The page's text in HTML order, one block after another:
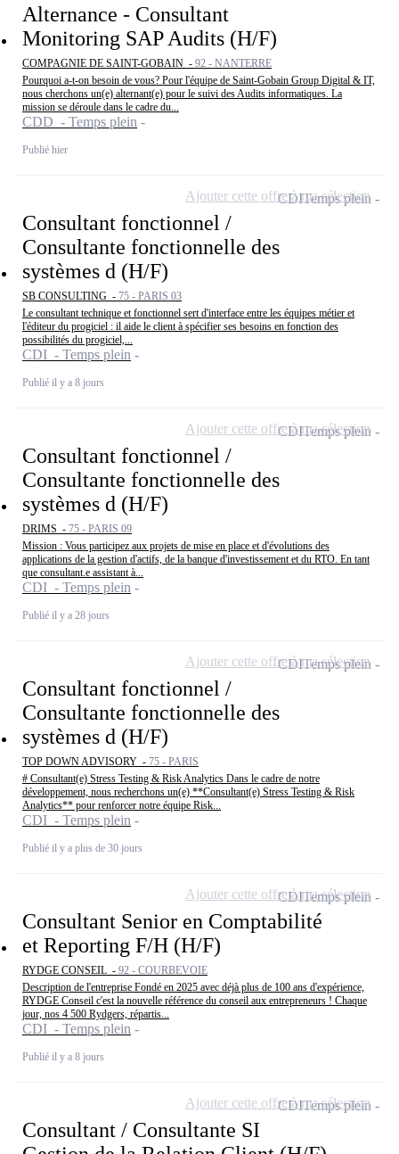
Alternance - Consultant
Monitoring SAP Audits (H/F)
COMPAGNIE DE SAINT-GOBAIN - 92 - NANTERRE
Pourquoi a-t-on besoin de vous? Pour l'équipe de Saint-Gobain Group Digital & IT,
nous cherchons un(e) alternant(e) pour le suivi des Audits informatiques. La
mission se déroule dans le cadre du...
CDD - Temps plein
Publié hier
Consultant fonctionnel /
Consultante fonctionnelle des
systèmes d (H/F)
SB CONSULTING - 75 - PARIS 03
Le consultant technique et fonctionnel sert d'interface entre les équipes métier et
l'éditeur du progiciel : il aide le client à spécifier ses besoins en fonction des
possibilités du progiciel,...
CDI - Temps plein
Publié il y a 8 jours
CDITemps plein
Ajouter cette offre à ma sélection
Consultant fonctionnel /
Consultante fonctionnelle des
systèmes d (H/F)
DRIMS - 75 - PARIS 09
Mission : Vous participez aux projets de mise en place et d'évolutions des
applications de la gestion d'actifs, de la banque d'investissement et du RTO. En tant
que consultant.e assistant à...
CDI - Temps plein
Publié il y a 28 jours
CDITemps plein
Ajouter cette offre à ma sélection
Consultant fonctionnel /
Consultante fonctionnelle des
systèmes d (H/F)
TOP DOWN ADVISORY - 75 - PARIS
# Consultant(e) Stress Testing & Risk Analytics Dans le cadre de notre
développement, nous recherchons un(e) **Consultant(e) Stress Testing & Risk
Analytics** pour renforcer notre équipe Risk...
CDI - Temps plein
Publié il y a plus de 30 jours
CDITemps plein
Ajouter cette offre à ma sélection
Consultant Senior en Comptabilité
et Reporting F/H (H/F)
RYDGE CONSEIL - 92 - COURBEVOIE
Description de l'entreprise Fondé en 2025 avec déjà plus de 100 ans d'expérience,
RYDGE Conseil c'est la nouvelle référence du conseil aux entrepreneurs ! Chaque
jour, nos 4 500 Rydgers, répartis...
CDI - Temps plein
Publié il y a 8 jours
CDITemps plein
Ajouter cette offre à ma sélection
Consultant / Consultante SI
CDITemps plein
Ajouter cette offre à ma sélection